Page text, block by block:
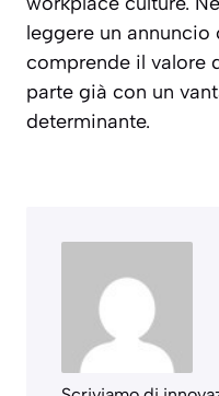
leggere un
comprende il valore
parte già con un
determinante.